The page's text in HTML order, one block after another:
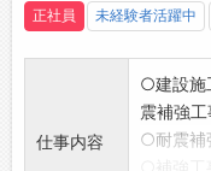
正社員 未経験者活躍中
仕事内容
○建設施
震補強工
○耐震補